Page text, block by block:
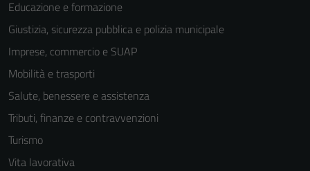
Educazione e formazione
Giustizia, sicurezza pubblica e polizia municipale
Imprese, commercio e SUAP
Mobilità e trasporti
Salute, benessere e assistenza
Tributi, finanze e contravvenzioni
Turismo
Vita lavorativa